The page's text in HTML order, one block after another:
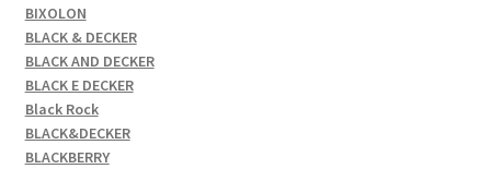
BIXOLON
BLACK & DECKER
BLACK AND DECKER
BLACK E DECKER
Black Rock
BLACK&DECKER
BLACKBERRY